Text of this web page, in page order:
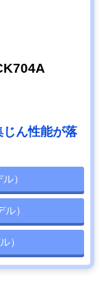
じん性能が落
）
）
）